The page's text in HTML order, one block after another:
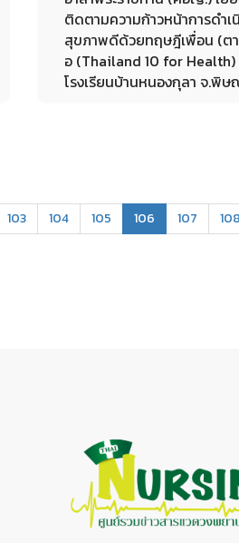
ติดตามความก้าวหน้าการดำเ
สุขภาพดีด้วยทฤษฎีเพื่อน (ต
อ (Thailand 10 for
โรงเรียนบ้านหนองกุลา จ.พิษ
103 104 105 106 (current)
107 108